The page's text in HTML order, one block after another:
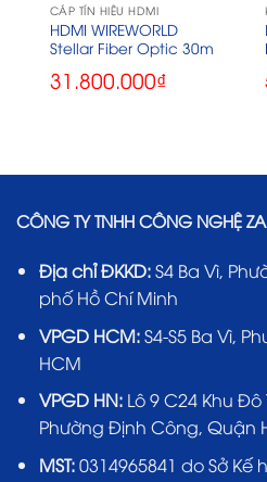
CÁP TÍN HIỆU HDMI
HDMI WIREWORLD
Stellar Fiber Optic 30m
31.800.000₫
CÔNG TY TNHH CÔNG NGHỆ
Địa chỉ ĐKKD:S4 Ba Vì,
phố Hồ Chí Minh
VPGD HCM:S4-S5 Ba Vì,
HCM
VPGD HN:Lô 9 C24 Khu
Phường Định Công, Quận
MST:0314965841 do Sở Kế